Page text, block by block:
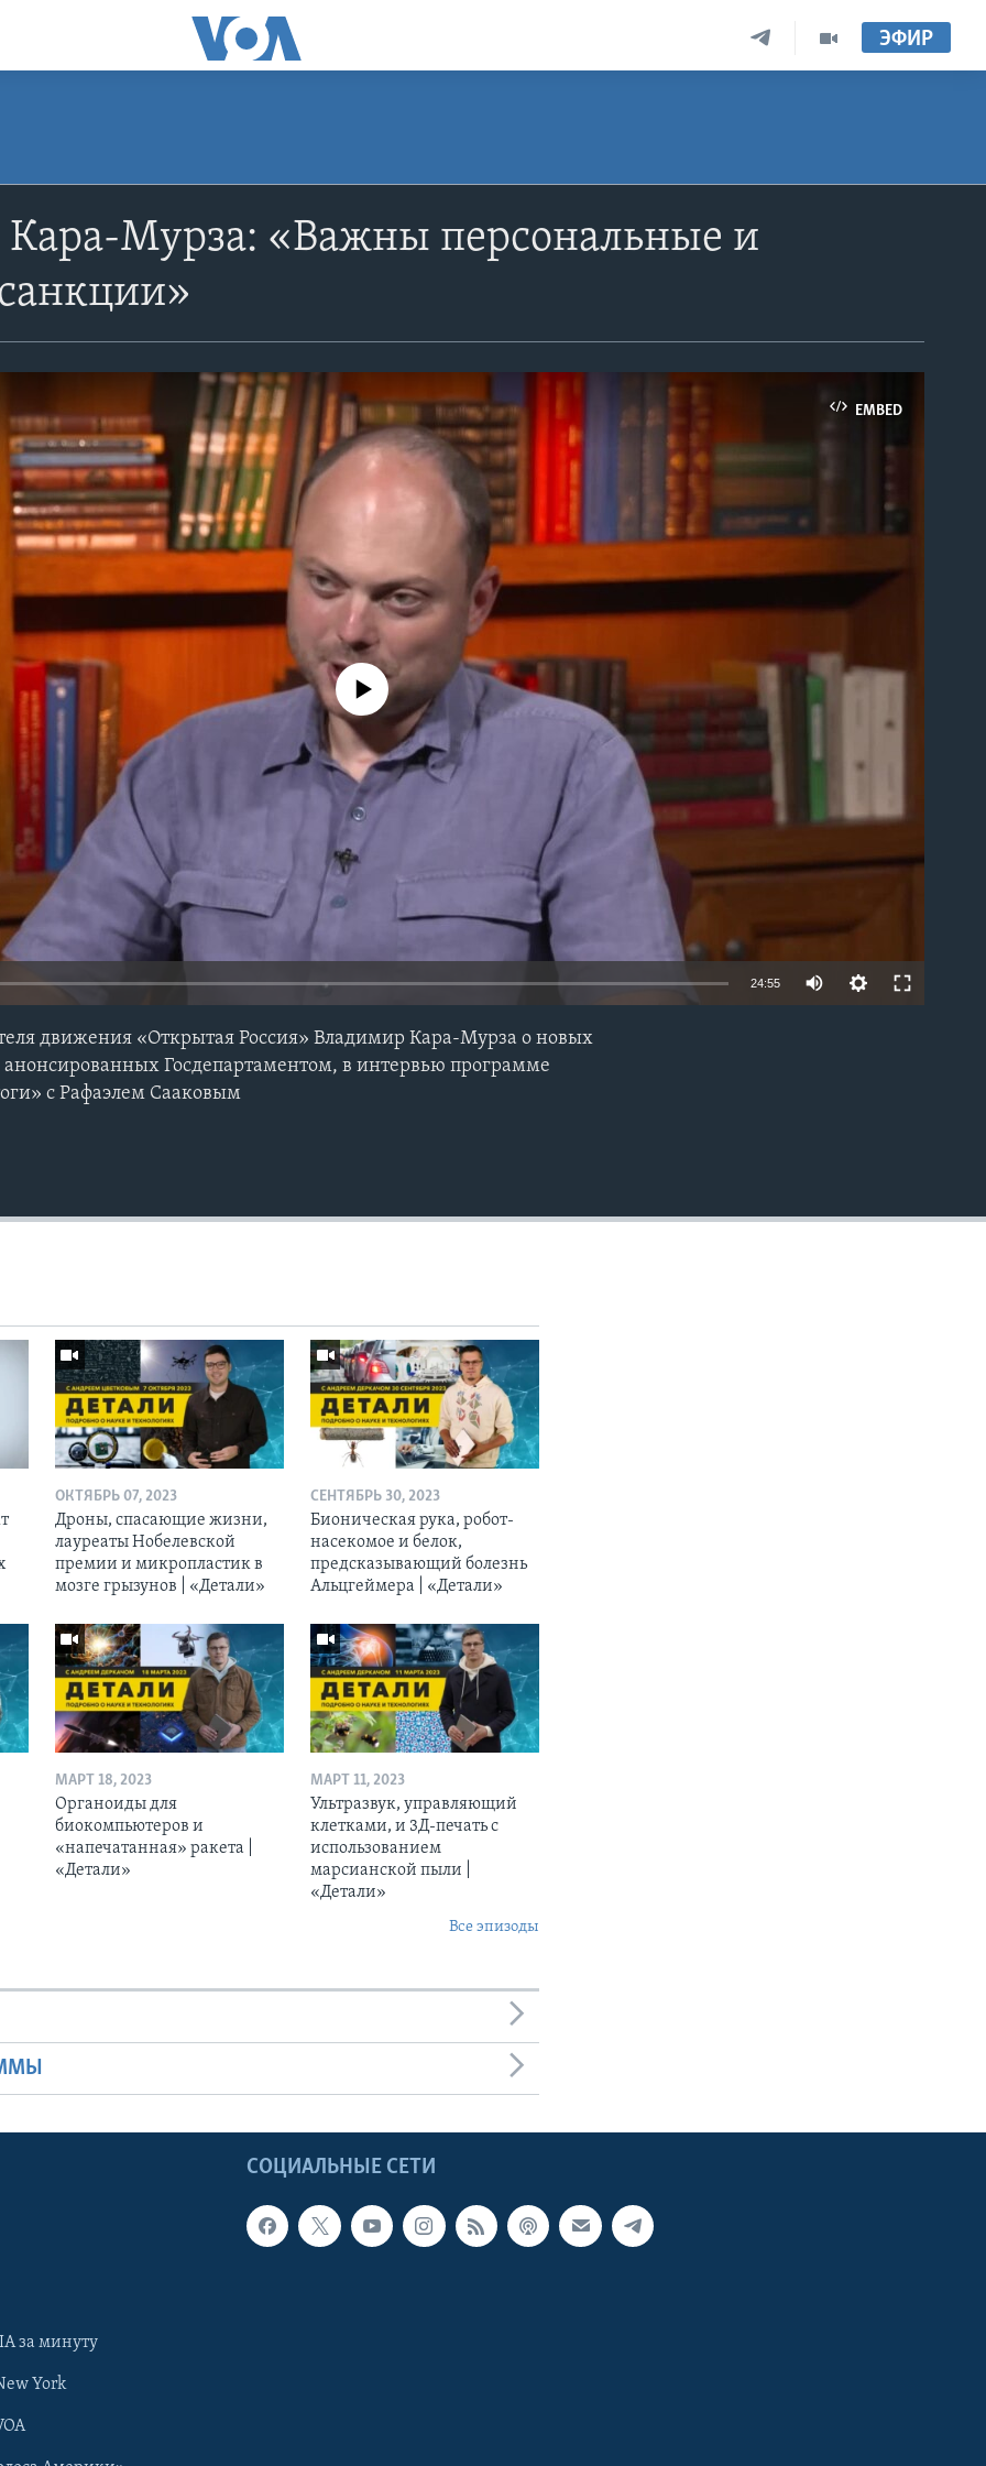
ЭФИР
Мурза: «Важны персональные и
EMBED
No media source currently available
24:55
движения «Открытая Россия» Владимир Кара-Мурза о новых
Госдепартаментом, в интервью программе
с Рафаэлем Сааковым
ОКТЯБРЬ 07, 2023
Дроны, спасающие жизни,
лауреаты Нобелевской
премии и микропластик в
мозге грызунов | «Детали»
СЕНТЯБРЬ 30, 2023
Бионическая рука, робот-
насекомое и белок,
предсказывающий болезнь
Альцгеймера | «Детали»
МАРТ 18, 2023
Органоиды для
биокомпьютеров и
«напечатанная» ракета |
«Детали»
МАРТ 11, 2023
Ультразвук, управляющий
клетками, и 3Д-печать c
использованием
марсианской пыли |
«Детали»
Все эпизоды
СОЦИАЛЬНЫЕ СЕТИ
за минуту
York